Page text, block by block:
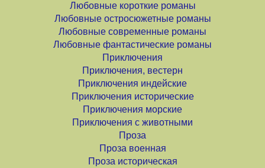
Любовные короткие романы
Любовные остросюжетные романы
Любовные современные романы
Любовные фантастические романы
Приключения
Приключения, вестерн
Приключения индейские
Приключения исторические
Приключения морские
Приключения с животными
Проза
Проза военная
Проза историческая